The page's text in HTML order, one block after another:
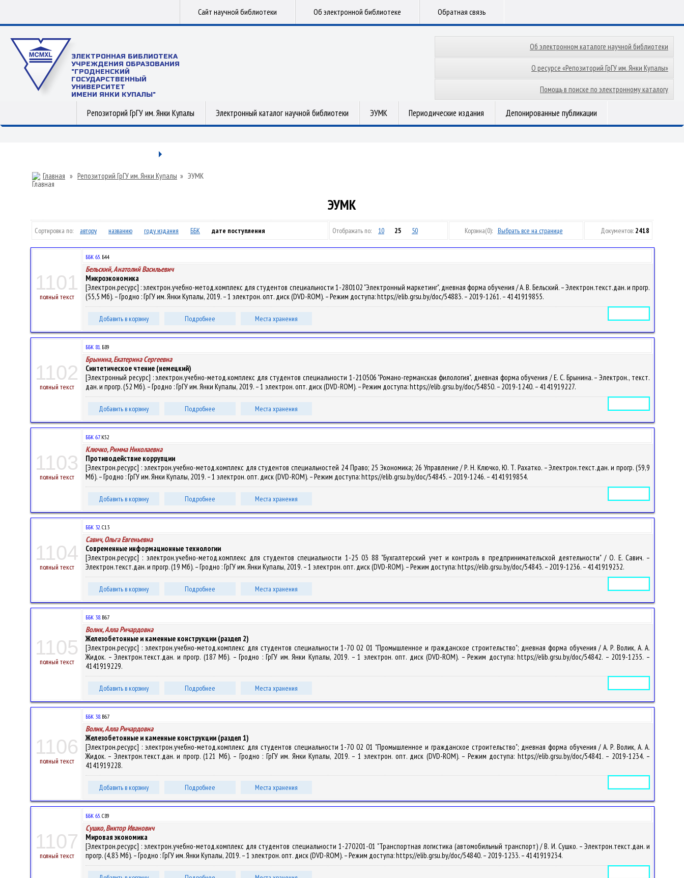
Сайт научной библиотеки Об электронной библиотеке Обратная связь
ЭЛЕКТРОННАЯ БИБЛИОТЕКА
УЧРЕЖДЕНИЯ ОБРАЗОВАНИЯ
"ГРОДНЕНСКИЙ
ГОСУДАРСТВЕННЫЙ
УНИВЕРСИТЕТ
ИМЕНИ ЯНКИ КУПАЛЫ"
Об электронном каталоге научной библиотеки
О ресурсе «Репозиторий ГрГУ им. Янки Купалы»
Помощь в поиске по электронному каталогу
Репозиторий ГрГУ им. Янки Купалы Электронный каталог научной библиотеки ЭУМК Периодические издания Депонированные публикации
Главная » Репозиторий ГрГУ им. Янки Купалы » ЭУМК
ЭУМК
Сортировка по: автору названию году издания ББК дате поступления Отображать по: 10 25 50 Корзина(0): Выбрать все на странице Документов: 2418
1101
полный текст
ББК 65.Б44
Бельский, Анатолий Васильевич
Микроэкономика
[Электрон.ресурс] : электрон.учебно-метод.комплекс для студентов специальности 1-280102 "Электронный маркетинг", дневная форма обучения / А. В. Бельский. – Электрон.текст.дан. и прогр.
(55,5 Мб). – Гродно : ГрГУ им. Янки Купалы, 2019. – 1 электрон. опт. диск (DVD-ROM). – Режим доступа: https://elib.grsu.by/doc/54883. – 2019-1261. – 4141919855.
Добавить в корзину Подробнее Места хранения
1102
полный текст
ББК 81.Б89
Брынина, Екатерина Сергеевна
Синтетическое чтение (немецкий)
[Электронный ресурс] : электрон.учебно-метод.комплекс для студентов специальности 1-210506 "Романо-германская филология", дневная форма обучения / Е. С. Брынина. – Электрон., текст.
дан. и прогр. (52 Мб). – Гродно : ГрГУ им. Янки Купалы, 2019. – 1 электрон. опт. диск (DVD-ROM). – Режим доступа: https://elib.grsu.by/doc/54850. – 2019-1240. – 4141919227.
Добавить в корзину Подробнее Места хранения
1103
полный текст
ББК 67.К52
Ключко, Римма Николаевна
Противодействие коррупции
[Электрон.ресурс] : электрон.учебно-метод.комплекс для студентов специальностей 24 Право; 25 Экономика; 26 Управление / Р. Н. Ключко, Ю. Т. Рахатко. – Электрон.текст.дан. и прогр. (59,9
Мб). – Гродно : ГрГУ им. Янки Купалы, 2019. – 1 электрон. опт. диск (DVD-ROM). – Режим доступа: https://elib.grsu.by/doc/54845. – 2019-1246. – 4141919854.
Добавить в корзину Подробнее Места хранения
1104
полный текст
ББК 32.С13
Савич, Ольга Евгеньевна
Современные информационные технологии
[Электрон.ресурс] : электрон.учебно-метод.комплекс для студентов специальности 1-25 03 88 "Бухгалтерский учет и контроль в предпринимательской деятельности" / О. Е. Савич. –
Электрон.текст.дан. и прогр. (19 Мб). – Гродно : ГрГУ им. Янки Купалы, 2019. – 1 электрон. опт. диск (DVD-ROM). – Режим доступа: https://elib.grsu.by/doc/54843. – 2019-1236. – 4141919232.
Добавить в корзину Подробнее Места хранения
1105
полный текст
ББК 38.В67
Волик, Алла Ричардовна
Железобетонные и каменные конструкции (раздел 2)
[Электрон.ресурс] : электрон.учебно-метод.комплекс для студентов специальности 1-70 02 01 "Промышленное и гражданское строительство"; дневная форма обучения / А. Р. Волик, А. А.
Жидок. – Электрон.текст.дан. и прогр. (187 Мб). – Гродно : ГрГУ им. Янки Купалы, 2019. – 1 электрон. опт. диск (DVD-ROM). – Режим доступа: https://elib.grsu.by/doc/54842. – 2019-1235. –
4141919229.
Добавить в корзину Подробнее Места хранения
1106
полный текст
ББК 38.В67
Волик, Алла Ричардовна
Железобетонные и каменные конструкции (раздел 1)
[Электрон.ресурс] : электрон.учебно-метод.комплекс для студентов специальности 1-70 02 01 "Промышленное и гражданское строительство"; дневная форма обучения / А. Р. Волик, А. А.
Жидок. – Электрон.текст.дан. и прогр. (121 Мб). – Гродно : ГрГУ им. Янки Купалы, 2019. – 1 электрон. опт. диск (DVD-ROM). – Режим доступа: https://elib.grsu.by/doc/54841. – 2019-1234. –
4141919228.
Добавить в корзину Подробнее Места хранения
1107
полный текст
ББК 65.С89
Сушко, Виктор Иванович
Мировая экономика
[Электрон.ресурс] : электрон.учебно-метод.комплекс для студентов специальности 1-270201-01 "Транспортная логистика (автомобильный транспорт) / В. И. Сушко. – Электрон.текст.дан. и
прогр. (4,83 Мб). – Гродно : ГрГУ им. Янки Купалы, 2019. – 1 электрон. опт. диск (DVD-ROM). – Режим доступа: https://elib.grsu.by/doc/54840. – 2019-1233. – 4141919234.